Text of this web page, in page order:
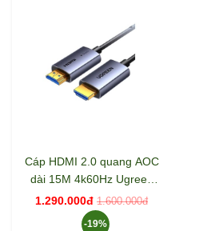
Cáp HDMI 2.0 quang AOC
dài 15M 4k60Hz Ugreen
45504 HD178
1.290.000đ 1.600.000đ
-19%